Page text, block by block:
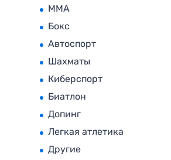
MMA
Бокс
Автоспорт
Шахматы
Киберспорт
Биатлон
Допинг
Легкая атлетика
Другие